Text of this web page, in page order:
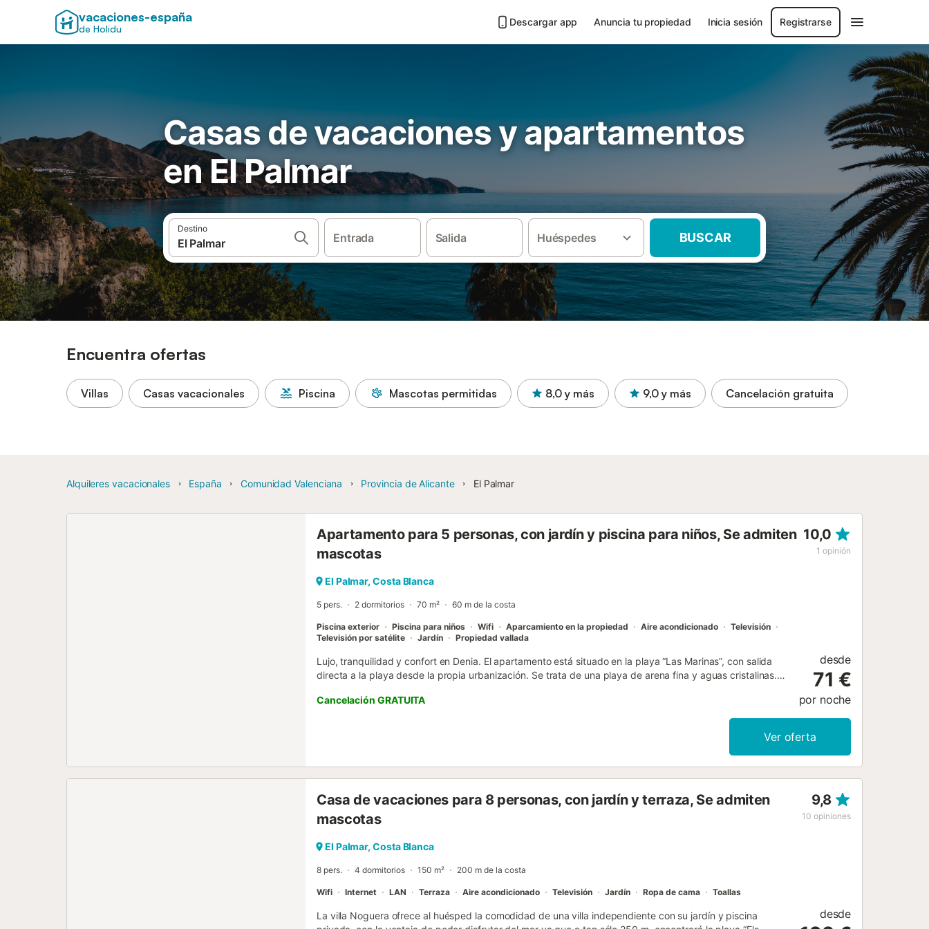
vacaciones-españa
de Holidu
Descargar app Anuncia tu propiedad Inicia sesión Registrarse
Casas de vacaciones y apartamentos
en El Palmar
Destino
Entrada Salida Huéspedes BUSCAR
Encuentra ofertas
Villas Casas vacacionales Piscina Mascotas permitidas 8,0 y más 9,0 y más Cancelación gratuita
Alquileres vacacionales España Comunidad Valenciana Provincia de Alicante El Palmar
Apartamento para 5 personas, con jardín y piscina para niños, Se admiten
mascotas
10,0
1 opinión
El Palmar, Costa Blanca
5 pers. 2 dormitorios 70 m² 60 m de la costa
Piscina exterior Piscina para niños Wifi Aparcamiento en la propiedad Aire acondicionado
Televisión
Televisión por satélite
Jardín Propiedad vallada
Lujo, tranquilidad y confort en Denia. El apartamento está situado en la playa “Las Marinas”, con salida
directa a la playa desde la propia urbanización. Se trata de una playa de arena fina y aguas cristalinas. El
carpintería de aluminio, puerta de seguridad, persiana eléctrica en la salida principal a la terraza y toldo
eléctrico. Los dormitorios cuentan con armarios empotrados. La cocina está totalmente equipada con
batidora, plancha de ropa, tabla para planchar y secador de pelo. Dispone de aire acondicionado frío-
calor por conductos, equipo HI-FI, TV LED en el salón y en el dormitorio principal, DVD y TV satélite
alquila de sábado a sábado. En julio y agosto se alquila por quincenas. La playa dispone de servicio de
asistencia (cruz roja) y policía de playas, así como un servicio de limpieza diario durante la temporada de
verano. Cerca encontrará todo tipo de servicios, supermercados, restaurantes, etc. El edificio, de
arquitectura de diseño premiada, cuenta con ascensores para fa...
Cancelación GRATUITA
desde
71 €
por noche
Ver oferta
Casa de vacaciones para 8 personas, con jardín y terraza, Se admiten
mascotas
9,8
10 opiniones
El Palmar, Costa Blanca
8 pers. 4 dormitorios 150 m² 200 m de la costa
Wifi Internet LAN Terraza Aire acondicionado Televisión Jardín Ropa de cama Toallas
La villa Noguera ofrece al huésped la comodidad de una villa independiente con su jardín y piscina
desde